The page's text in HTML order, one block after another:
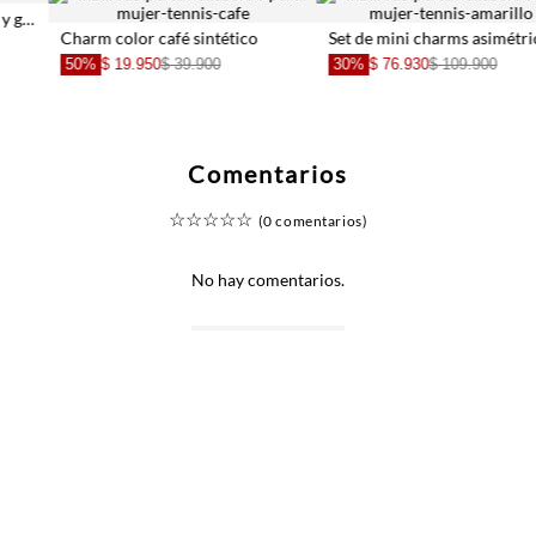
DANIELA SALCEDO
Set de mini charms con dijes mixtos en metal bicolor para mujer DANIELA SALCEDO
Broche pin formato clásico con dijes candado y espina en metal plateado para mujer
30% $ 62.930
40% $ 65.940$
Comentarios
☆☆☆☆☆ (0 comentarios)
No hay comentarios.